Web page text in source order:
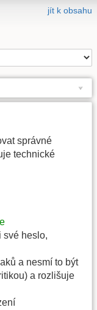
jít k obsahu
správné
technické
své heslo,
a nesmí to být
a rozlišuje